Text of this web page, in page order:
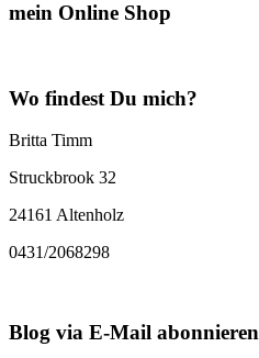
mein Online Shop
Wo findest Du mich?
Britta Timm
Struckbrook 32
24161 Altenholz
0431/2068298
Blog via E-Mail abonnieren